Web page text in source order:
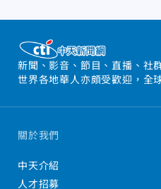
新聞、影音、節目、直播、社
世界各地華人亦頗受歡迎，全
關於我們
中天介紹
人才招募